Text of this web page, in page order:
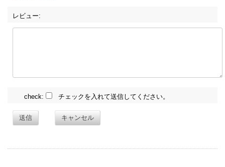
レビュー:
check: チェックを入れて送信してください。
送信 キャンセル